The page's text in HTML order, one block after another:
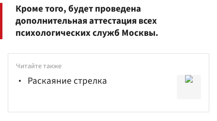
Кроме того, будет проведена
дополнительная аттестация всех
психологических служб Москвы.
Читайте также
Раскаяние стрелка